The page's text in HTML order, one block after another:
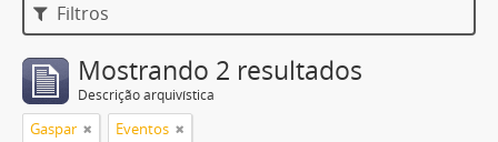
Filtros
Mostrando 2 resultados
Descrição arquivística
Gaspar Eventos